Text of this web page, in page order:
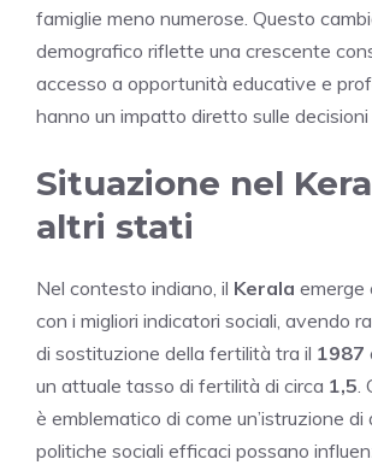
famiglie meno numerose. Questo
demografico riflette una crescente
accesso a opportunità educative e
hanno un impatto diretto sulle decisioni
Situazione nel
altri stati
Nel contesto indiano, il Kerala emerge
con i migliori indicatori sociali, avendo
di sostituzione della fertilità tra il 1987
un attuale tasso di fertilità di circa 1,5.
è emblematico di come un’istruzione di
politiche sociali efficaci possano